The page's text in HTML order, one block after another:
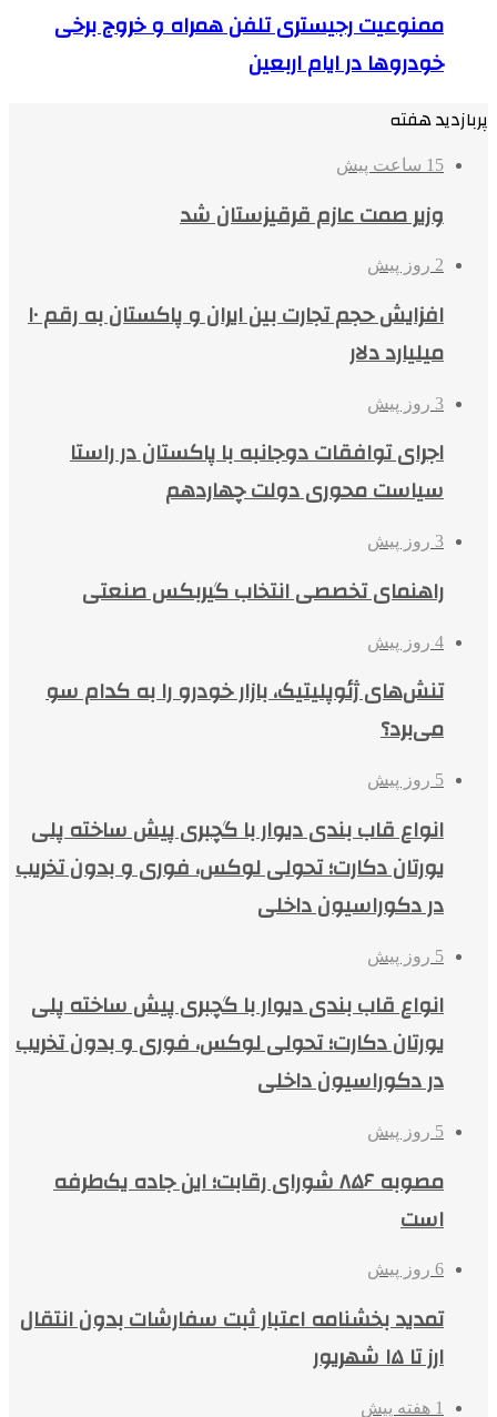
ممنوعیت رجیستری تلفن همراه و خروج برخی
خودروها در ایام اربعین
پربازدید هفته
15 ساعت پیش
وزیر صمت عازم قرقیزستان شد
2 روز پیش
افزایش حجم تجارت بین ایران و پاکستان به رقم ۱۰
میلیارد دلار
3 روز پیش
اجرای توافقات دوجانبه با پاکستان در راستا
سیاست محوری دولت چهاردهم
3 روز پیش
راهنمای تخصصی انتخاب گیربکس صنعتی
4 روز پیش
تنش‌های ژئوپلیتیک، بازار خودرو را به کدام سو
می‌برد؟
5 روز پیش
انواع قاب بندی دیوار با گچبری پیش ساخته پلی
یورتان دکارت؛ تحولی لوکس، فوری و بدون تخریب
در دکوراسیون داخلی
5 روز پیش
انواع قاب بندی دیوار با گچبری پیش ساخته پلی
یورتان دکارت؛ تحولی لوکس، فوری و بدون تخریب
در دکوراسیون داخلی
5 روز پیش
مصوبه ۸۵۶ شورای رقابت؛ این جاده یک‌طرفه
است
6 روز پیش
تمدید بخشنامه اعتبار ثبت سفارشات بدون انتقال
ارز تا ۱۵ شهریور
1 هفته پیش